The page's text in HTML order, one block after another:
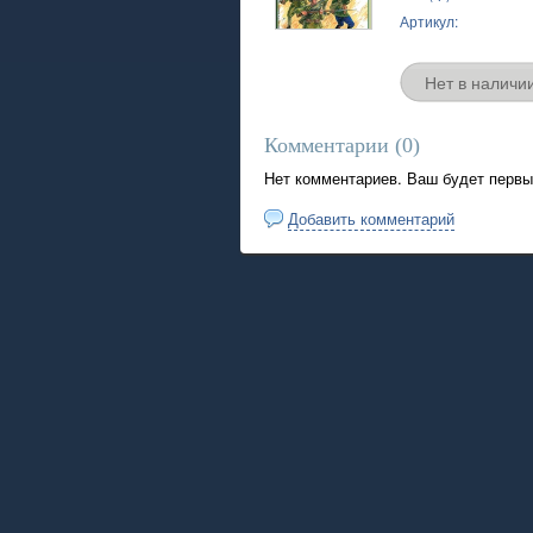
Артикул:
Нет в
Комментарии (0)
Нет комментариев. Ваш будет
Добавить комментарий